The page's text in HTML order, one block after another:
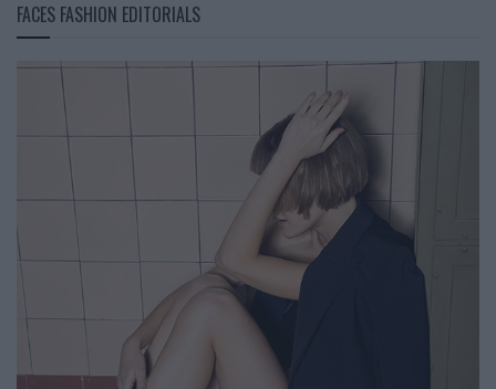
FACES FASHION EDITORIALS